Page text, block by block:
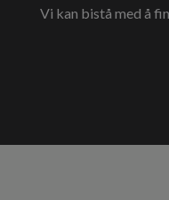
Vi kan bistå med å